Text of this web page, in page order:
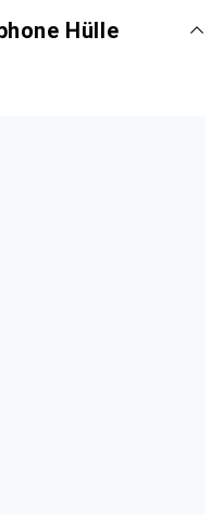
Hülle